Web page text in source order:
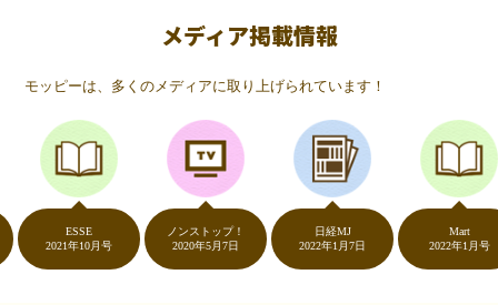
いつものネットショッピングが、モッピーでお得
（20代・女性）
友達に勧められてモッピーをはじめました。空いた時間にスマホで買
い物をすることが多いのですが、モッピーを経由するだけでショップ
のポイントとモッピーのポイントが二重で貯まることを知り、ビック
リ…！いつものネットショッピングをモッピーを経由するだけでポイ
ントが貯まるなんて…もっと早く教えてほしかった～！貯まったポイ
ントはギフト券に交換して、プチ贅沢を楽しんでます♪
メディア掲載情報
モッピーは、多くのメディアに取り上げられています！
2021年10月号
ノンストップ！
2020年5月7日
日経MJ
2022年1月7日
2022年1月号